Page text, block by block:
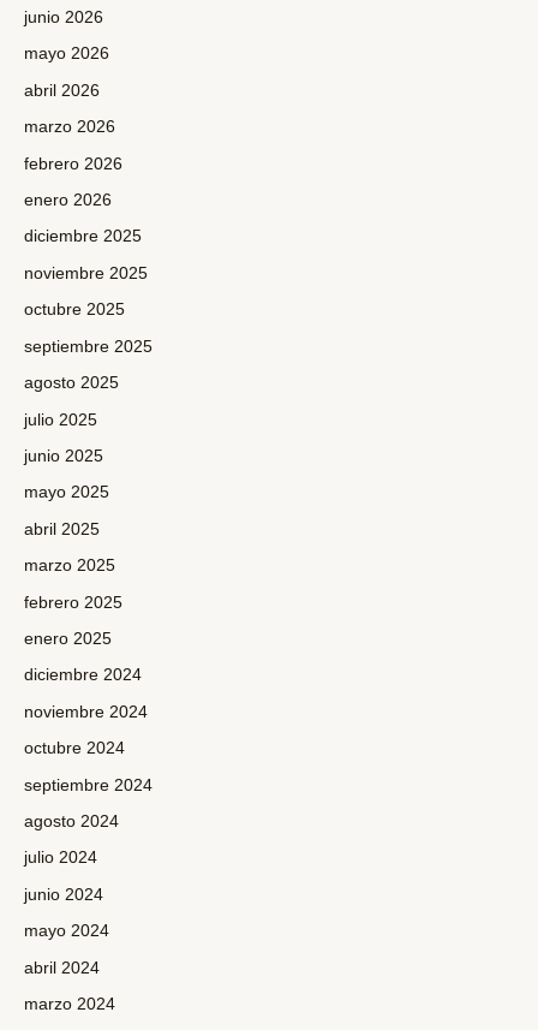
junio 2026
mayo 2026
abril 2026
marzo 2026
febrero 2026
enero 2026
diciembre 2025
noviembre 2025
octubre 2025
septiembre 2025
agosto 2025
julio 2025
junio 2025
mayo 2025
abril 2025
marzo 2025
febrero 2025
enero 2025
diciembre 2024
noviembre 2024
octubre 2024
septiembre 2024
agosto 2024
julio 2024
junio 2024
mayo 2024
abril 2024
marzo 2024